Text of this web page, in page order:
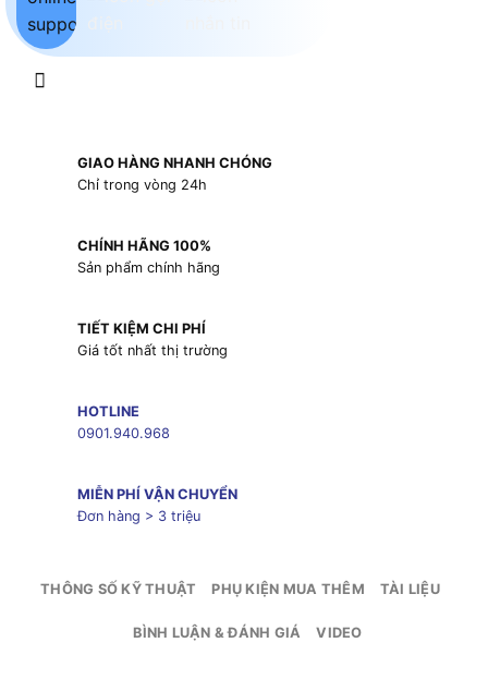
GIAO HÀNG NHANH CHÓNG
Chỉ trong vòng 24h
CHÍNH HÃNG 100%
Sản phẩm chính hãng
TIẾT KIỆM CHI PHÍ
Giá tốt nhất thị trường
HOTLINE
0901.940.968
MIỄN PHÍ VẬN CHUYỂN
Đơn hàng > 3 triệu
THÔNG SỐ KỸ THUẬT PHỤ KIỆN MUA THÊM TÀI LIỆU
BÌNH LUẬN & ĐÁNH GIÁ VIDEO